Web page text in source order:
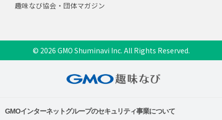
趣味なび協会・団体マガジン
© 2026 GMO Shuminavi Inc. All Rights Reserved.